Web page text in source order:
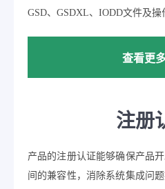
GSD、GSDXL、IODD文件及操
查看更
注册
产品的注册认证能够确保产品
间的兼容性，消除系统集成问